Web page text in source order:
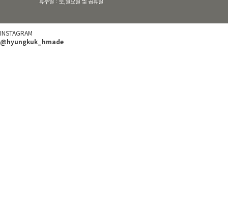
INSTAGRAM
@hyungkuk_hmade